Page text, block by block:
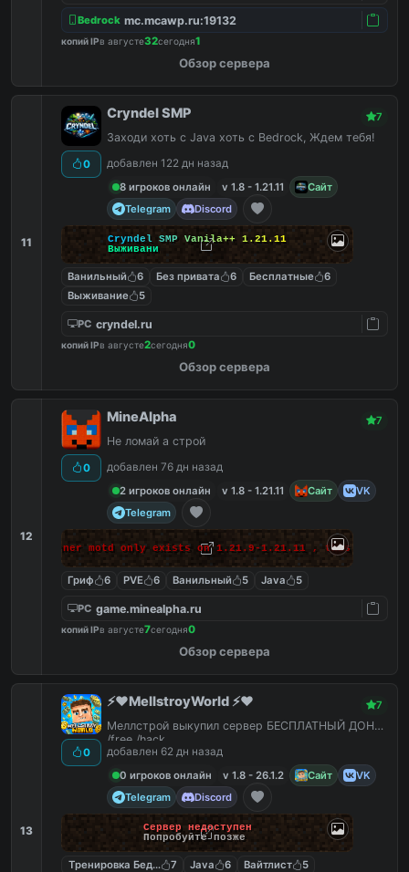
Bedrock mc.mcawp.ru:19132
копий IPв августе32сегодня1
Обзор сервера
11
0
Cryndel SMP 7
Заходи хоть с Java хоть с Bedrock, Ждем тебя!
добавлен 122 дн назад
8 игроков онлайн
v 1.8 - 1.21.11
Сайт
Telegram
Discord
Cryndel SMP Vanila++ 1. 21. 11
Выживани
Ванильный 6 Без привата 6 Бесплатные
6
Выживание
5
PC cryndel.ru
копий IPв августе2сегодня0
Обзор сервера
12
0
MineAlpha 7
Не ломай а строй
добавлен 76 дн назад
2 игроков онлайн
v 1.8 - 1.21.11 Сайт
VK
Telegram
banner motd only exists on 1.21.9-1.21.11 , this
Гриф 6 PVE 6 Ванильный 5 Java 5
PC game.minealpha.ru
копий IPв августе7сегодня0
Обзор сервера
13
0
⚡️❤️MellstroyWorld ⚡️❤️ 7
Меллстрой выкупил сервер БЕСПЛАТНЫЙ ДОНАТ
/free /hack
добавлен 62 дн назад
0 игроков онлайн
v 1.8 - 26.1.2 Сайт
VK
Telegram
Discord
Сервер недоступен
Попробуйте позже
Тренировка Бед Варс
7 Java 6 Вайтлист
5